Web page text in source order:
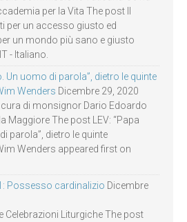
per la Vita The post Il
per un accesso giusto ed
un mondo più sano e giusto
- Italiano.
Un uomo di parola”, dietro le quinte
Wenders Dicembre 29, 2020
di monsignor Dario Edoardo
Maggiore The post LEV: “Papa
parola”, dietro le quinte
Wenders appeared first on
Possesso cardinalizio Dicembre
Celebrazioni Liturgiche The post